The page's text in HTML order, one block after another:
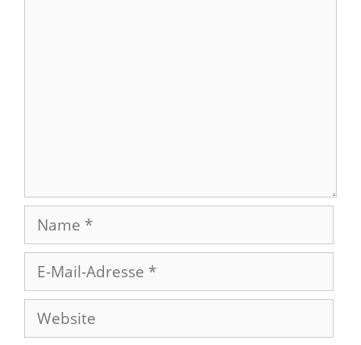
Name
Mail-
Adresse
Website